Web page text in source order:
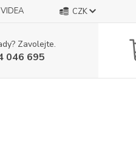
VIDEA CZK
Zavolejte.
046 695